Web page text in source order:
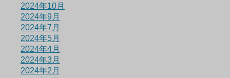
2024年10月
2024年9月
2024年7月
2024年5月
2024年4月
2024年3月
2024年2月